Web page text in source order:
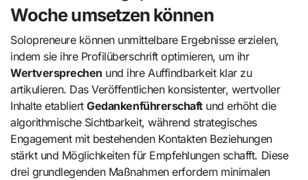
Woche umsetzen können
Solopreneure können unmittelbare Ergebnisse erzielen,
indem sie ihre Profilüberschrift optimieren, um ihr
Wertversprechen und ihre Auffindbarkeit klar zu
artikulieren. Das Veröffentlichen konsistenter, wertvoller
Inhalte etabliertGedankenführerschaftund erhöht die
algorithmische Sichtbarkeit, während strategisches
Engagement mit bestehenden Kontakten Beziehungen
stärkt und Möglichkeiten für Empfehlungen schafft. Diese
drei grundlegenden Maßnahmen erfordern minimalen